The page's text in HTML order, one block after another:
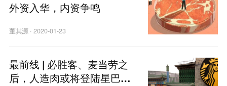
外资入华，内资争鸣
董其源·2020-01-23
最前线 | 必胜客、麦当劳之
后，人造肉或将登陆星巴克